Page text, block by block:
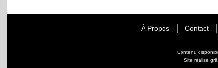
À Propos Contact
Contenu
Site réalisé